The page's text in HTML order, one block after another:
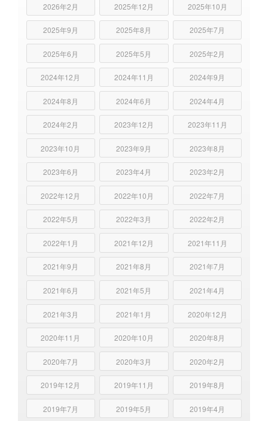
2026年2月 2025年12月 2025年10月
2025年9月 2025年8月 2025年7月
2025年6月 2025年5月 2025年2月
2024年12月 2024年11月 2024年9月
2024年8月 2024年6月 2024年4月
2024年2月 2023年12月 2023年11月
2023年10月 2023年9月 2023年8月
2023年6月 2023年4月 2023年2月
2022年12月 2022年10月 2022年7月
2022年5月 2022年3月 2022年2月
2022年1月 2021年12月 2021年11月
2021年9月 2021年8月 2021年7月
2021年6月 2021年5月 2021年4月
2021年3月 2021年1月 2020年12月
2020年11月 2020年10月 2020年8月
2020年7月 2020年3月 2020年2月
2019年12月 2019年11月 2019年8月
2019年7月 2019年5月 2019年4月